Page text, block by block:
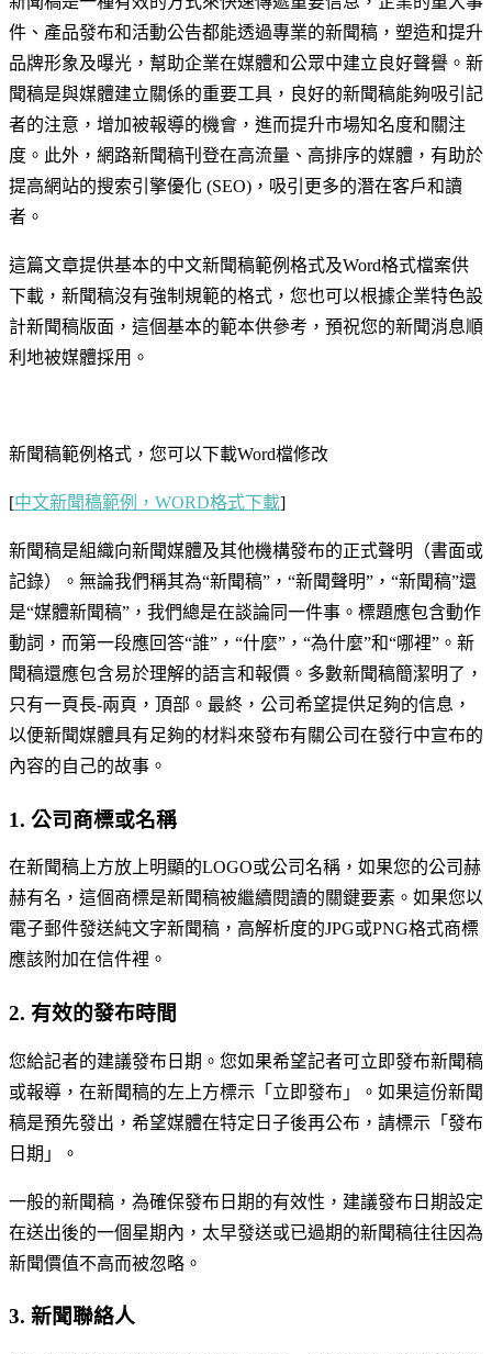
件、產品發布和活動公告都能透過專業的新聞稿，塑造和提升
品牌形象及曝光，幫助企業在媒體和公眾中建立良好聲譽。新
聞稿是與媒體建立關係的重要工具，良好的新聞稿能夠吸引記
者的注意，增加被報導的機會，進而提升市場知名度和關注
度。此外，網路新聞稿刊登在高流量、高排序的媒體，有助於
提高網站的搜索引擎優化 (SEO)，吸引更多的潛在客戶和讀
者。
這篇文章提供基本的中文新聞稿範例格式及Word格式檔案供
下載，新聞稿沒有強制規範的格式，您也可以根據企業特色設
計新聞稿版面，這個基本的範本供參考，預祝您的新聞消息順
利地被媒體採用。
新聞稿範例格式，您可以下載Word檔修改
[中文新聞稿範例，WORD格式下載]
新聞稿是組織向新聞媒體及其他機構發布的正式聲明（書面或
記錄）。無論我們稱其為“新聞稿”，“新聞聲明”，“新聞稿”還
是“媒體新聞稿”，我們總是在談論同一件事。標題應包含動作
動詞，而第一段應回答“誰”，“什麼”，“為什麼”和“哪裡”。新
聞稿還應包含易於理解的語言和報價。多數新聞稿簡潔明了，
只有一頁長-兩頁，頂部。最終，公司希望提供足夠的信息，
以便新聞媒體具有足夠的材料來發布有關公司在發行中宣布的
內容的自己的故事。
1. 公司商標或名稱
在新聞稿上方放上明顯的LOGO或公司名稱，如果您的公司赫
赫有名，這個商標是新聞稿被繼續閱讀的關鍵要素。如果您以
電子郵件發送純文字新聞稿，高解析度的JPG或PNG格式商標
應該附加在信件裡。
2. 有效的發布時間
您給記者的建議發布日期。您如果希望記者可立即發布新聞稿
或報導，在新聞稿的左上方標示「立即發布」。如果這份新聞
稿是預先發出，希望媒體在特定日子後再公布，請標示「發布
日期」。
一般的新聞稿，為確保發布日期的有效性，建議發布日期設定
在送出後的一個星期內，太早發送或已過期的新聞稿往往因為
新聞價值不高而被忽略。
3. 新聞聯絡人